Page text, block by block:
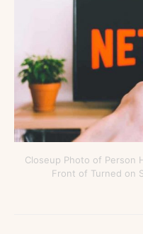
Closeup Photo of Person
Front of Turned on